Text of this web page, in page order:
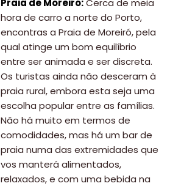
💬
Praia de Moreiró:Cerca de meia
hora de carro a norte do Porto,
encontras a Praia de Moreiró, pela
qual atinge um bom equilíbrio
entre ser animada e ser discreta.
Os turistas ainda não desceram à
praia rural, embora esta seja uma
escolha popular entre as famílias.
Não há muito em termos de
comodidades, mas há um bar de
praia numa das extremidades que
vos manterá alimentados,
relaxados, e com uma bebida na